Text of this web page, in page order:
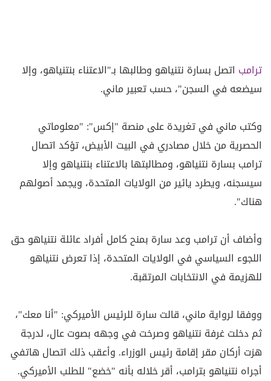
ترامب اتصل بسارة نتنياهو وطالبها بـ"الاعتناء بنتنياهو، وإلا
سيضعه في السجن"، حسب تعبير ماني.
وكتب ماني في تغريدة على منصة "إكس": "معلوماتي
الحصرية من خلال مصادري في البيت الأبيض، تؤكد اتصال
ترامب بسارة نتنياهو، ومطالبتها بالاعتناء بنتنياهو وإلا
سيسجنه، ويطرد يائير من الولايات المتحدة، ويجمد أصولهم
هناك".
وأضاف أن ترامب وعد سارة بمنح كامل أفراد عائلة نتنياهو حق
اللجوء السياسي في الولايات المتحدة، إذا تعرض نتنياهو
للهزيمة في الانتخابات المرتقبة.
ووفقا لرواية ماني، قالت سارة للرئيس الأميركي: "أنا معك"،
ثم دخلت غرفة نتنياهو وصرخت في وجهه بصوت عال، لدرجة
هزت أركان مقر إقامة رئيس الوزراء. وأعقب ذلك اتصال هاتفي
أجراه نتنياهو بترامب، أقر خلاله بأنه "خضع" للطلب الأميركي.